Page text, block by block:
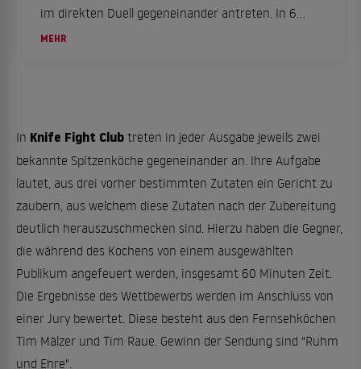
im direkten Duell gegeneinander antreten. In 60
Minuten sollen sie aus drei vorgegeben Zutaten
MEHR
In Knife Fight Club treten in jeder Ausgabe jeweils zwei
bekannte Spitzenköche gegeneinander an. Ihre Aufgabe
lautet, aus drei vorher bestimmten Zutaten ein Gericht zu
zaubern, aus welchem diese Zutaten nach der Zubereitung
deutlich herauszuschmecken sind. Hierzu haben die Gegner,
die während des Kochens von einem ausgewählten
Publikum angefeuert werden, insgesamt 60 Minuten Zeit.
Die Ergebnisse des Wettbewerbs werden im Anschluss von
einer Jury bewertet. Diese besteht aus den Fernsehköchen
Tim Mälzer und Tim Raue. Gewinn der Sendung sind "Ruhm
und Ehre".